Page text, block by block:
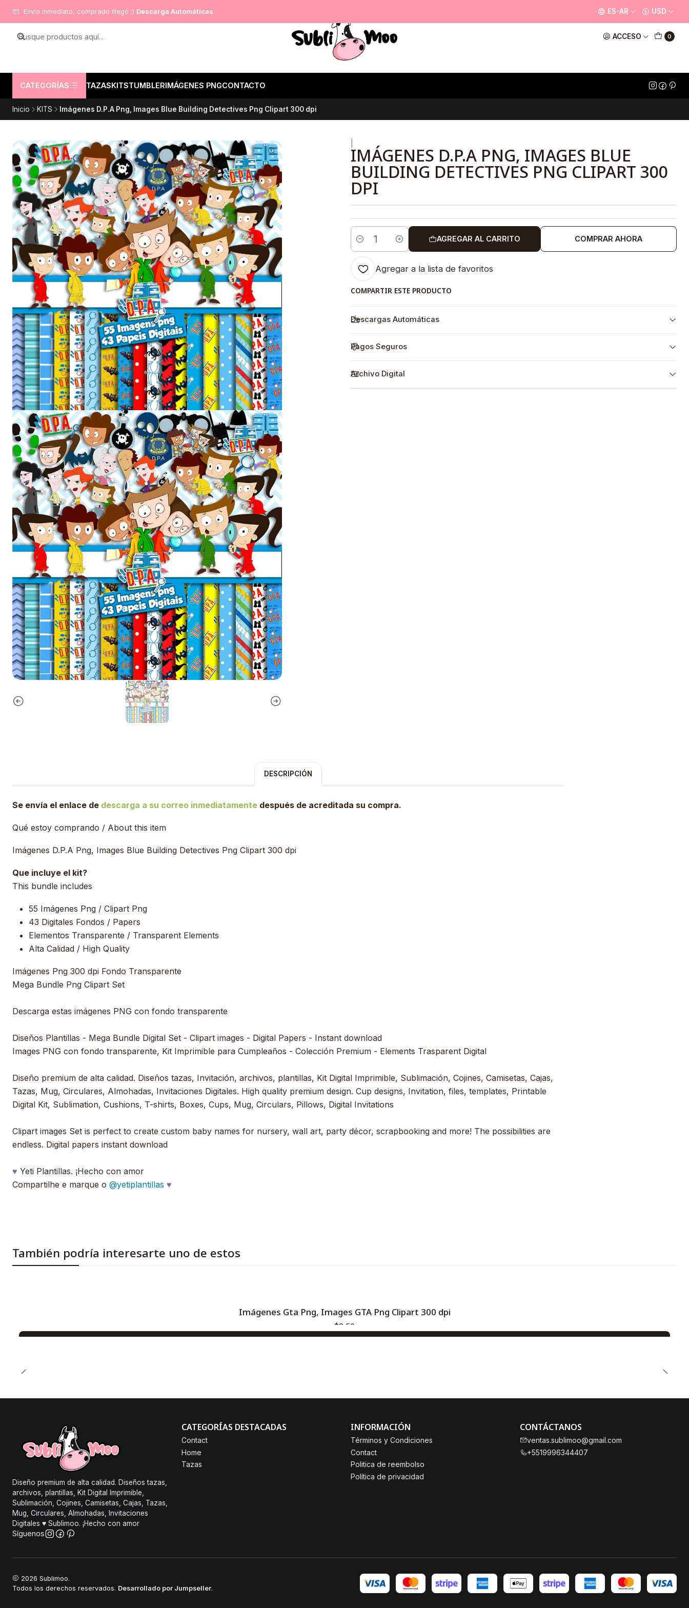
ACCESO 0
CATEGORÍAS TAZASKITSTUMBLERIMÁGENES PNGCONTACTO
Envío inmediato, comprado illegó :) Descarga Automáticas ES-AR USD
Inicio KITS Imágenes D.P.A Png, Images Blue Building Detectives Png Clipart 300 dpi
IMÁGENES D.P.A PNG, IMAGES BLUE
BUILDING DETECTIVES PNG CLIPART 300
DPI
Cantidad
AGREGAR AL CARRITO COMPRAR AHORA
Agregar a la lista de favoritos
COMPARTIR ESTE PRODUCTO
Descargas Automáticas
Pagos Seguros
Archivo Digital
DESCRIPCIÓN
Se envía el enlace de descarga a su correo inmediatamente después de acreditada su compra.
Qué estoy comprando / About this item
Imágenes D.P.A Png, Images Blue Building Detectives Png Clipart 300 dpi
Que incluye el kit?
This bundle includes
55 Imágenes Png / Clipart Png
43 Digitales Fondos / Papers
Elementos Transparente / Transparent Elements
Alta Calidad / High Quality
Imágenes Png 300 dpi Fondo Transparente
Mega Bundle Png Clipart Set
Descarga estas imágenes PNG con fondo transparente
Diseños Plantillas - Mega Bundle Digital Set - Clipart images - Digital Papers - Instant download
Images PNG con fondo transparente, Kit Imprimible para Cumpleaños - Colección Premium - Elements Trasparent Digital
Diseño premium de alta calidad. Diseños tazas, Invitación, archivos, plantillas, Kit Digital Imprimible, Sublimación, Cojines, Camisetas, Cajas,
Tazas, Mug, Circulares, Almohadas, Invitaciones Digitales. High quality premium design. Cup designs, Invitation, files, templates, Printable
Digital Kit, Sublimation, Cushions, T-shirts, Boxes, Cups, Mug, Circulars, Pillows, Digital Invitations
Clipart images Set is perfect to create custom baby names for nursery, wall art, party décor, scrapbooking and more! The possibilities are
endless. Digital papers instant download
♥ Yeti Plantillas. ¡Hecho con amor
Compartilhe e marque o @yetiplantillas ♥
También podría interesarte uno de estos
Imágenes Gta Png, Images GTA Png Clipart 300 dpi
$2,50
Diseño premium de alta calidad. Diseños tazas,
archivos, plantillas, Kit Digital Imprimible,
Sublimación, Cojines, Camisetas, Cajas, Tazas,
Mug, Circulares, Almohadas, Invitaciones
Digitales ♥ Sublimoo. ¡Hecho con amor
Síguenos
CATEGORÍAS DESTACADAS
Contact
Home
Tazas
INFORMACIÓN
Términos y Condiciones
Contact
Politica de reembolso
Política de privacidad
CONTÁCTANOS
ventas.sublimoo@gmail.com
+5519996344407
2026 Sublimoo.
Todos los derechos reservados. Desarrollado por Jumpseller.